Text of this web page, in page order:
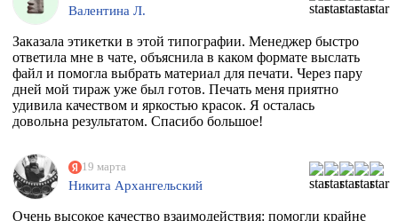
Валентина Л.
Заказала этикетки в этой типографии. Менеджер быстро
ответила мне в чате, объяснила в каком формате выслать
файл и помогла выбрать материал для печати. Через пару
дней мой тираж уже был готов. Печать меня приятно
удивила качеством и яркостью красок. Я осталась
довольна результатом. Спасибо большое!
19 марта
Никита Архангельский
Очень высокое качество взаимодействия: помогли крайне